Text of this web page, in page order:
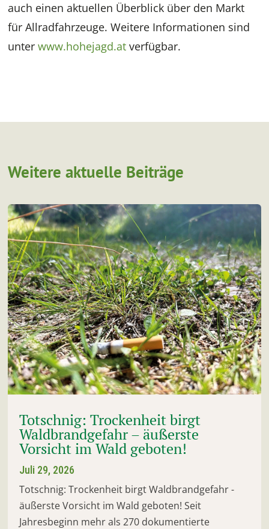
auch einen aktuellen Überblick über den Markt
für Allradfahrzeuge. Weitere Informationen sind
unterwww.hohejagd.at verfügbar.
Weitere aktuelle Beiträge
Totschnig: Trockenheit birgt
Waldbrandgefahr – äußerste
Vorsicht im Wald geboten!
Juli 29, 2026
Totschnig: Trockenheit birgt Waldbrandgefahr -
äußerste Vorsicht im Wald geboten! Seit
Jahresbeginn mehr als 270 dokumentierte